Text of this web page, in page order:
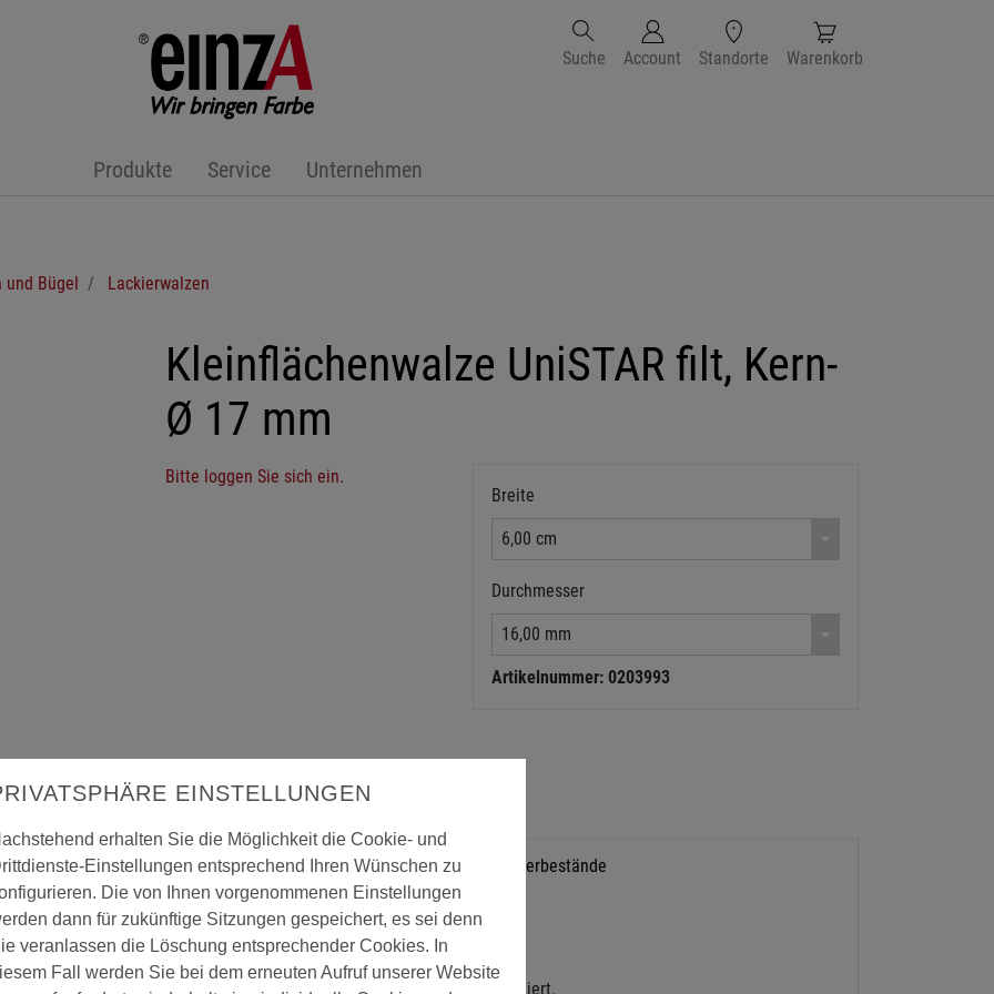
Produkte Service Unternehmen
Suche Account Standorte Warenkorb
und Bügel Lackierwalzen
Kleinflächenwalze UniSTAR filt, Kern-
Ø 17 mm
Bitte loggen Sie sich ein.
Breite
6,00 cm
Durchmesser
16,00 mm
Artikelnummer: 0203993
Lagerbestände
UniSTAR filt, Kern-Ø 17 mm
ist für den universellen Einsatz mit Wasser- und Lösemittellacken optimiert.
EINSTELLUNGEN
erhalten Sie die Möglichkeit die Cookie- und
Einstellungen entsprechend Ihren Wünschen zu
Die von Ihnen vorgenommenen Einstellungen
dann für zukünftige Sitzungen gespeichert, es sei denn
veranlassen die Löschung entsprechender Cookies. In
Fall werden Sie bei dem erneuten Aufruf unserer Website